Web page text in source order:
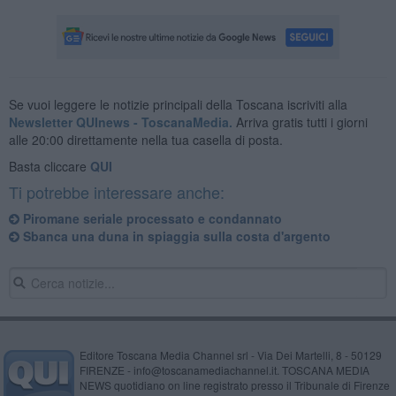
Se vuoi leggere le notizie principali della Toscana iscriviti alla
Newsletter QUInews - ToscanaMedia. Arriva gratis tutti i giorni
alle 20:00 direttamente nella tua casella di posta.
Basta cliccare QUI
Ti potrebbe interessare anche:
Piromane seriale processato e condannato
Sbanca una duna in spiaggia sulla costa d'argento
Editore Toscana Media Channel srl - Via Dei Martelli, 8 - 50129
FIRENZE - info@toscanamediachannel.it. TOSCANA MEDIA
NEWS quotidiano on line registrato presso il Tribunale di Firenze